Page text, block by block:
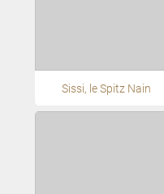
Sissi, le Spitz Nain